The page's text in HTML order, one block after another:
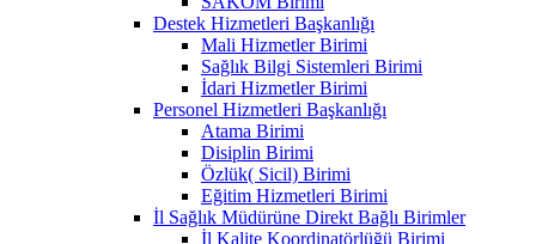
Destek Hizmetleri Başkanlığı
Mali Hizmetler Birimi
Sağlık Bilgi Sistemleri Birimi
İdari Hizmetler Birimi
Personel Hizmetleri Başkanlığı
Atama Birimi
Disiplin Birimi
Özlük( Sicil) Birimi
Eğitim Hizmetleri Birimi
İl Sağlık Müdürüne Direkt Bağlı Birimler
İl Kalite Koordinatörlüğü Birimi